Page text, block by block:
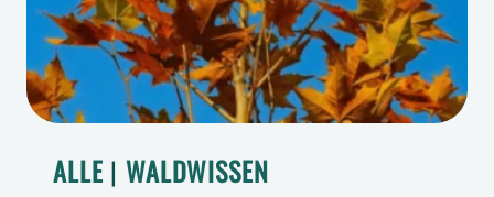
ALLE | WALDWISSEN